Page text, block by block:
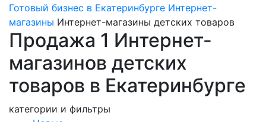
Готовый бизнес в Екатеринбурге Интернет-
магазины Интернет-магазины детских товаров
Продажа 1 Интернет-
магазинов детских
товаров в Екатеринбурге
категории и фильтры